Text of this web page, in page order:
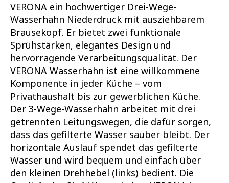
VERONA ein hochwertiger Drei-Wege-
Wasserhahn Niederdruck mit ausziehbarem
Brausekopf. Er bietet zwei funktionale
Sprühstärken, elegantes Design und
hervorragende Verarbeitungsqualität. Der
VERONA Wasserhahn ist eine willkommene
Komponente in jeder Küche – vom
Privathaushalt bis zur gewerblichen Küche.
Der 3-Wege-Wasserhahn arbeitet mit drei
getrennten Leitungswegen, die dafür sorgen,
dass das gefilterte Wasser sauber bleibt. Der
horizontale Auslauf spendet das gefilterte
Wasser und wird bequem und einfach über
den kleinen Drehhebel (links) bedient. Die